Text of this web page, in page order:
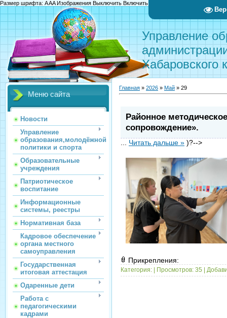
Размер шрифта: AAAИзображения Выключить Включить
Управление
Хабаровского
Меню сайта
Новости
Управление
образования,молодёжной
политики и спорта
Образовательные
учреждения
Патриотическое
воспитание
Информационные
системы, реестры
Нормативная база
Кадровое обеспечение
органа местного
самоуправления
Государственная
итоговая аттестация
Одаренные дети
Работа с
педагогическими
кадрами
Главная » 2026 » Май » 29
Районное
сопровождение».
... Читать дальше » )?-->
Прикрепления:
Категория: Просмотров: 35